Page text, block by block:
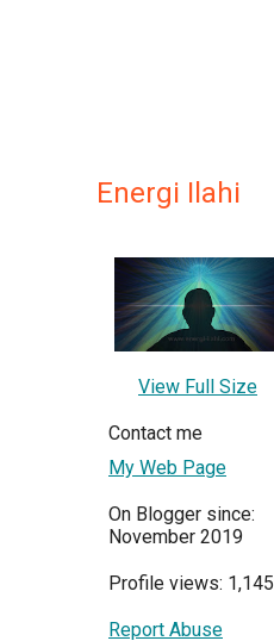
Energi Ilahi
View Full Size
Contact me
My Web Page
On Blogger since:
November 2019
Profile views: 1,145
Report Abuse